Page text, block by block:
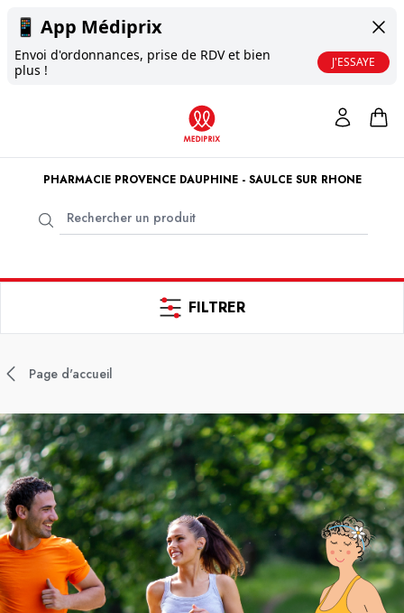
📱 App Médiprix
Envoi d'ordonnances, prise de RDV et bien
plus !
J'ESSAYE
PHARMACIE PROVENCE DAUPHINE - SAULCE SUR RHONE
FILTRER
Page d'accueil